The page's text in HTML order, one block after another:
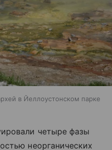
в Йеллоустонском парке
четыре фазы
неорганических